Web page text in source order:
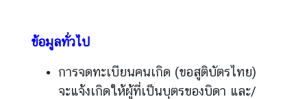
า
ข้อมูลทั่วไป
การจดทะเบียนคนเกิด (ขอสูติบัตรไทย)
จะแจ้งเกิดให้ผู้ที่เป็นบุตรของบิดา และ/